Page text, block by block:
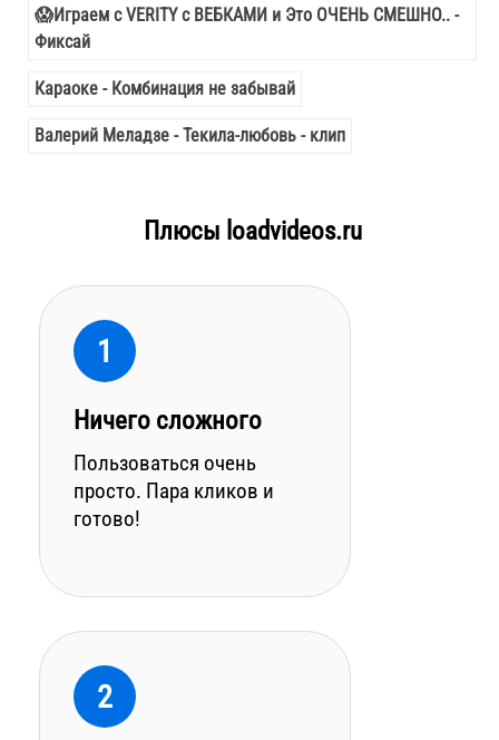
😱Играем с VERITY с ВЕБКАМИ и Это ОЧЕНЬ СМЕШНО.. -
Фиксай
Караоке - Комбинация не забывай
Валерий Меладзе - Текила-любовь - клип
Плюсы loadvideos.ru
1
Ничего сложного
Пользоваться очень
просто. Пара кликов и
готово!
2